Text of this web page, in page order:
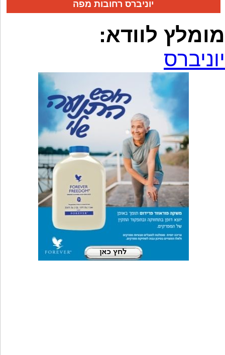
יוניברס רחובות מפה
מומלץ לוודא:
יוניברס